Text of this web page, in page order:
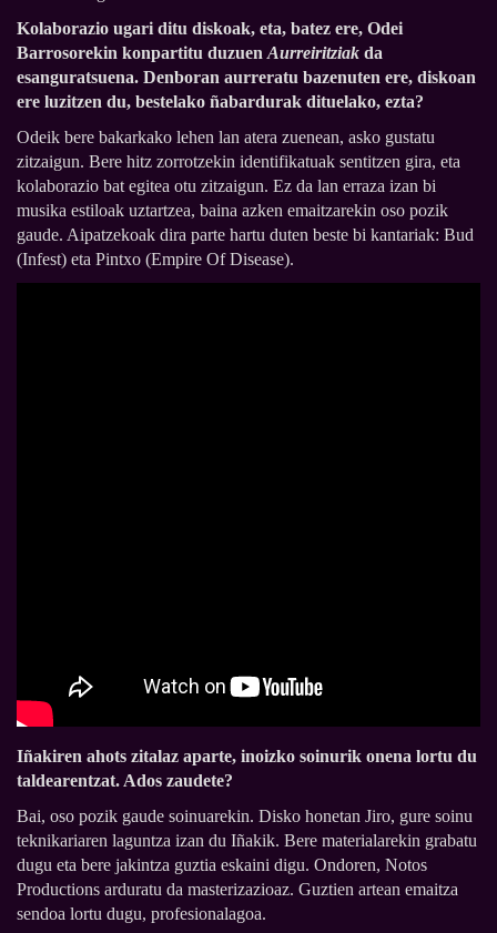
Kolaborazio ugari ditu diskoak, eta, batez ere, Odei
Barrosorekin konpartitu duzuen Aurreiritziak da
esanguratsuena. Denboran aurreratu bazenuten ere, diskoan
ere luzitzen du, bestelako ñabardurak dituelako, ezta?
Odeik bere bakarkako lehen lan atera zuenean, asko gustatu
zitzaigun. Bere hitz zorrotzekin identifikatuak sentitzen gira, eta
kolaborazio bat egitea otu zitzaigun. Ez da lan erraza izan bi
musika estiloak uztartzea, baina azken emaitzarekin oso pozik
gaude. Aipatzekoak dira parte hartu duten beste bi kantariak: Bud
(Infest) eta Pintxo (Empire Of Disease).
Iñakiren ahots zitalaz aparte, inoizko soinurik onena lortu du
taldearentzat. Ados zaudete?
Bai, oso pozik gaude soinuarekin. Disko honetan Jiro, gure soinu
teknikariaren laguntza izan du Iñakik. Bere materialarekin grabatu
dugu eta bere jakintza guztia eskaini digu. Ondoren, Notos
Productions arduratu da masterizazioaz. Guztien artean emaitza
sendoa lortu dugu, profesionalagoa.